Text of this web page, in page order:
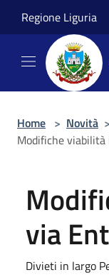
Regione Liguria
Home > Novità >
Modifiche
via
Divieti in largo